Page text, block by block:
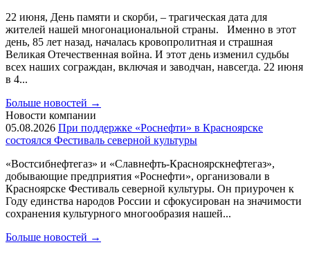
22 июня, День памяти и скорби, – трагическая дата для
жителей нашей многонациональной страны. Именно в этот
день, 85 лет назад, началась кровопролитная и страшная
Великая Отечественная война. И этот день изменил судьбы
всех наших сограждан, включая и заводчан, навсегда. 22 июня
в 4...
Больше новостей →
Новости компании
05.08.2026 При поддержке «Роснефти» в Красноярске
состоялся Фестиваль северной культуры
«Востсибнефтегаз» и «Славнефть-Красноярскнефтегаз»,
добывающие предприятия «Роснефти», организовали в
Красноярске Фестиваль северной культуры. Он приурочен к
Году единства народов России и сфокусирован на значимости
сохранения культурного многообразия нашей...
Больше новостей →